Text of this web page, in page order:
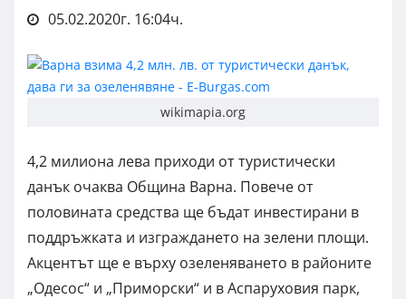
05.02.2020г. 16:04ч.
wikimapia.org
4,2 милиона лева приходи от туристически
данък очаква Община Варна. Повече от
половината средства ще бъдат инвестирани в
поддръжката и изграждането на зелени площи.
Акцентът ще е върху озеленяването в районите
„Одесос“ и „Приморски“ и в Аспаруховия парк,